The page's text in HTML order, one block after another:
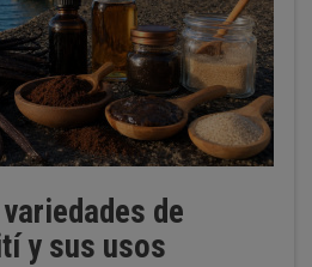
de
y sus usos